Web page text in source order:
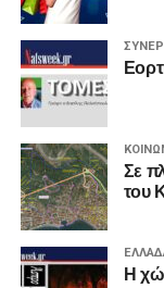
Σε
του
Η